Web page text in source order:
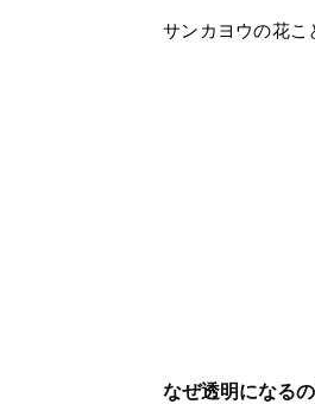
サンカヨウの花こ
なぜ透明になる